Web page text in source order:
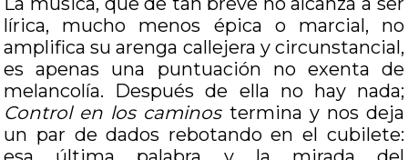
lírica, mucho menos épica o marcial, no
amplifica su arenga callejera y circunstancial,
es apenas una puntuación no exenta de
melancolía. Después de ella no hay nada;
Control en los caminostermina y nos deja
un par de dados rebotando en el cubilete: